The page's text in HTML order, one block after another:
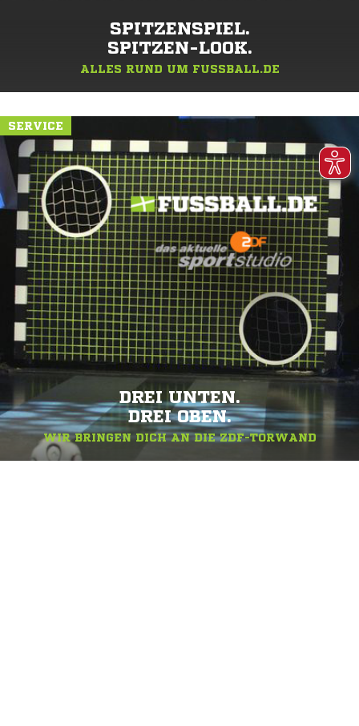
SPITZENSPIEL.
SPITZEN-LOOK.
ALLES RUND UM FUSSBALL.DE
SERVICE
DREI UNTEN.
DREI OBEN.
WIR BRINGEN DICH AN DIE ZDF-TORWAND